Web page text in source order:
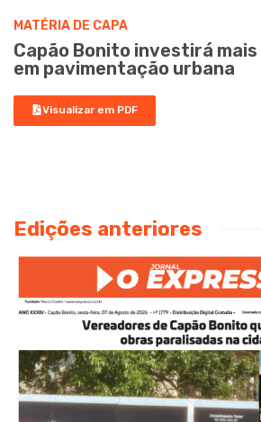
MATÉRIA DE CAPA
Capão Bonito investirá mais
em pavimentação urbana
Visualizar em PDF
Edições anteriores